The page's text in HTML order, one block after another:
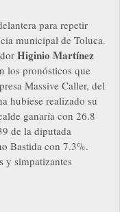
para repetir
municipal de Toluca.
Higinio Martínez
los pronósticos que
Massive Caller, del
hubiese realizado su
ganaría con 26.8
de la diputada
Bastida con 7.3%.
y simpatizantes